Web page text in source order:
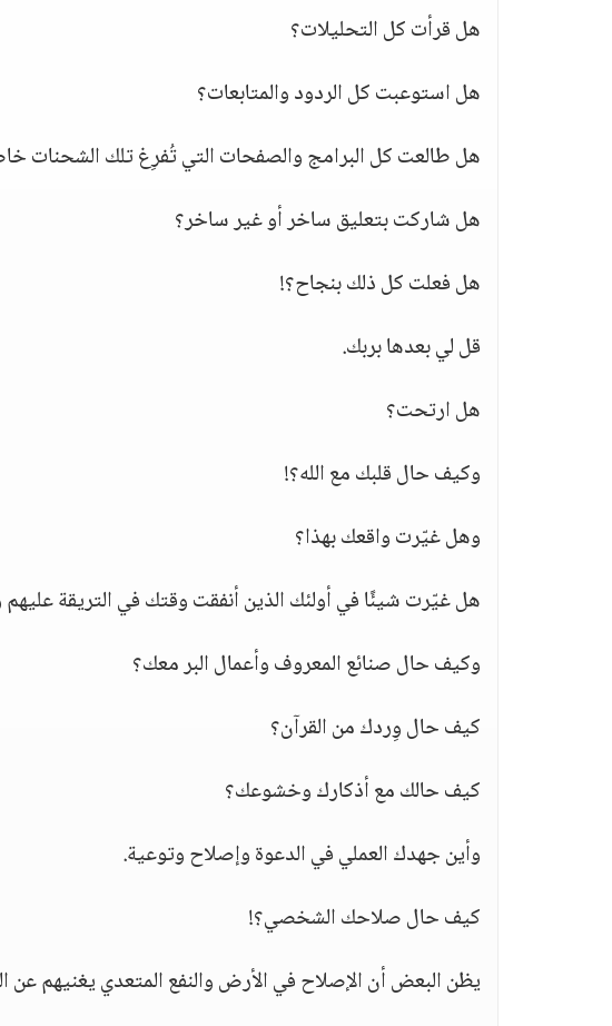
هل قرأت كل التحليلات؟
هل استوعبت كل الردود والمتابعات؟
هل طالعت كل البرامج والصفحات التي تُفرِغ تلك الشحنات
هل شاركت بتعليق ساخر أو غير ساخر؟
هل فعلت كل ذلك بنجاح؟!
قل لي بعدها بربك.
هل ارتحت؟
وكيف حال قلبك مع الله؟!
وهل غيّرت واقعك بهذا؟
هل غيّرت شيئًا في أولئك الذين أنفقت وقتك في التريقة عليهم
وكيف حال صنائع المعروف وأعمال البر معك؟
كيف حال وِردك من القرآن؟
كيف حالك مع أذكارك وخشوعك؟
وأين جهدك العملي في الدعوة وإصلاح وتوعية.
كيف حال صلاحك الشخصي؟!
يظن البعض أن الإصلاح في الأرض والنفع المتعدي يغنيهم عن